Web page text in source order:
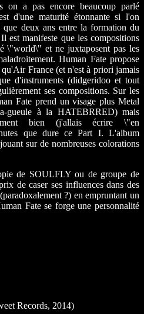
on a pas encore beaucoup parlé
d'une maturité étonnante si l'on
que deux ans entre la formation du
est manifeste que les compositions
\"world\" et ne juxtaposent pas les
Human Fate propose
France (et n'est à priori jamais
d'instruments (didgeridoo et tout
ses compositions. Sur les
Fate prend un visage plus Metal
gueule à la HATEBRRED) mais
bien (j'allais écrire \"en
que dure ce Part I. L'album
sur de nombreuses colorations
de SOULFLY ou de groupe de
de caser ses influences dans des
?) en empruntant un
Fate se forge une personnalité
Records, 2014)